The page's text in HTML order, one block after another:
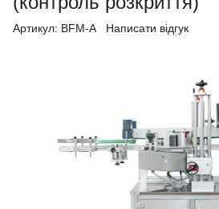
Артикул: BFM-A Написати відгук